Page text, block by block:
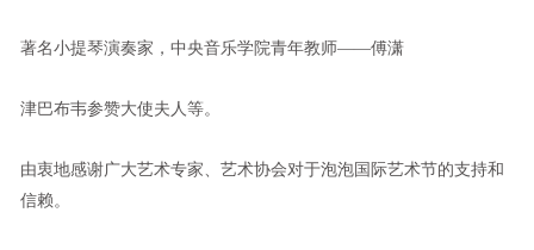
著名小提琴演奏家，中央音乐学院青年教师——傅潇
津巴布韦参赞大使夫人等。
由衷地感谢广大艺术专家、艺术协会对于泡泡国际艺术节的支持和
信赖。